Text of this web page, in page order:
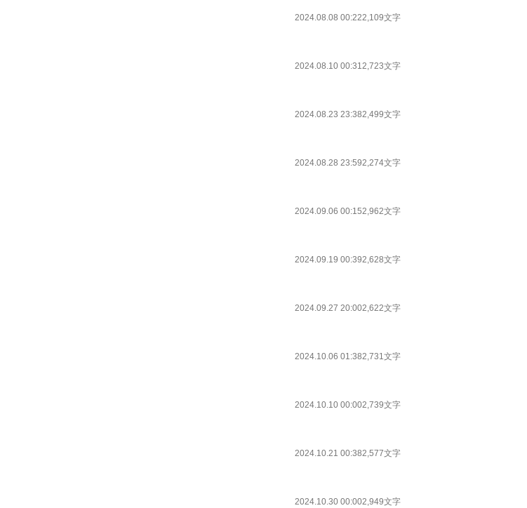
2024.08.08 00:222,109文字
2024.08.10 00:312,723文字
2024.08.23 23:382,499文字
2024.08.28 23:592,274文字
2024.09.06 00:152,962文字
2024.09.19 00:392,628文字
2024.09.27 20:002,622文字
2024.10.06 01:382,731文字
2024.10.10 00:002,739文字
2024.10.21 00:382,577文字
2024.10.30 00:002,949文字